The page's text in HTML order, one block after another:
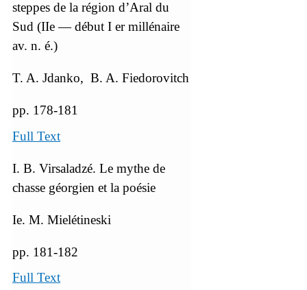
steppes de la région d’Aral du
Sud (IIe — début I er millénaire
av. n. é.)
T. A. Jdanko, B. A. Fiedorovitch
pp. 178-181
Full Text
I. B. Virsaladzé. Le mythe de
chasse géorgien et la poésie
Ie. M. Mielétineski
pp. 181-182
Full Text